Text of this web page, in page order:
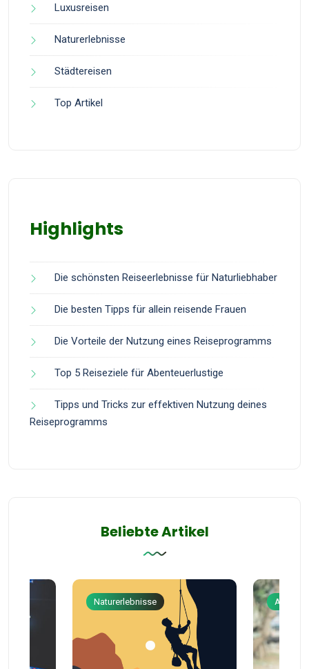
Luxusreisen
Naturerlebnisse
Städtereisen
Top Artikel
Highlights
Die schönsten Reiseerlebnisse für Naturliebhaber
Die besten Tipps für allein reisende Frauen
Die Vorteile der Nutzung eines Reiseprogramms
Top 5 Reiseziele für Abenteuerlustige
Tipps und Tricks zur effektiven Nutzung deines
Reiseprogramms
Beliebte Artikel
Naturerlebnisse